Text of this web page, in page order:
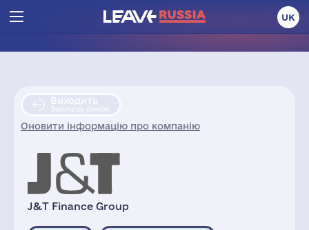
UK
Виходить
Залишає ринок
Оновити інформацію про компанію
J&T Finance Group